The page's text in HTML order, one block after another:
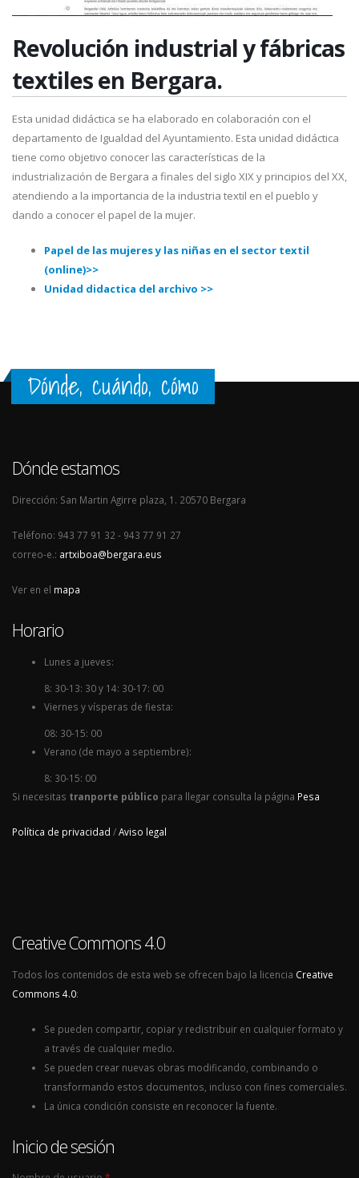
Revolución industrial y fábricas
textiles en Bergara.
Esta unidad didáctica se ha elaborado en colaboración con el
departamento de Igualdad del Ayuntamiento. Esta unidad didáctica
tiene como objetivo conocer las características de la
industrialización de Bergara a finales del siglo XIX y principios del XX,
atendiendo a la importancia de la industria textil en el pueblo y
dando a conocer el papel de la mujer.
Papel de las mujeres y las niñas en el sector textil
(online)>>
Unidad didactica del archivo >>
Dónde, cuándo, cómo
Dónde estamos
Dirección: San Martin Agirre plaza, 1. 20570 Bergara
Teléfono: 943 77 91 32 - 943 77 91 27
correo-e.: artxiboa@bergara.eus
Ver en el mapa
Horario
Lunes a jueves:
8: 30-13: 30 y 14: 30-17: 00
Viernes y vísperas de fiesta:
08: 30-15: 00
Verano (de mayo a septiembre):
8: 30-15: 00
Si necesitas tranporte público para llegar consulta la página Pesa
Política de privacidad /Aviso legal
Creative Commons 4.0
Todos los contenidos de esta web se ofrecen bajo la licencia Creative
Commons 4.0:
Se pueden compartir, copiar y redistribuir en cualquier formato y
a través de cualquier medio.
Se pueden crear nuevas obras modificando, combinando o
transformando estos documentos, incluso con fines comerciales.
La única condición consiste en reconocer la fuente.
Inicio de sesión